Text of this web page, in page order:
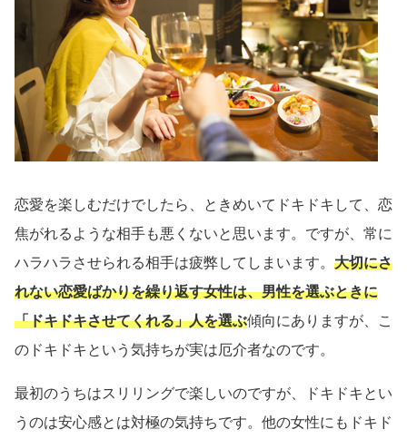
恋愛を楽しむだけでしたら、ときめいてドキドキして、恋
焦がれるような相手も悪くないと思います。ですが、常に
ハラハラさせられる相手は疲弊してしまいます。 大切にさ
れない恋愛ばかりを繰り返す女性は、男性を選ぶときに
「ドキドキさせてくれる」人を選ぶ傾向にありますが、こ
のドキドキという気持ちが実は厄介者なのです。
最初のうちはスリリングで楽しいのですが、ドキドキとい
うのは安心感とは対極の気持ちです。他の女性にもドキド